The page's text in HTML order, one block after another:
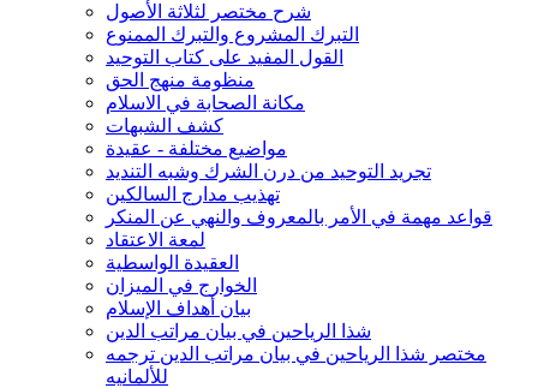
شرح مختصر لثلاثة الأصول
التبرك المشروع والتبرك الممنوع
القول المفيد على كتاب التوحيد
منظومة منهج الحق
مكانة الصحابة في الاسلام
كشف الشبهات
مواضيع مختلفة - عقيدة
تجريد التوحيد من درن الشرك وشبه التنديد
تهذيب مدارج السالكين
قواعد مهمة في الأمر بالمعروف والنهي عن المنكر
لمعة الاعتقاد
العقيدة الواسطية
الخوارج في الميزان
بيان أهداف الإسلام
شذا الرياحين في بيان مراتب الدين
مختصر شذا الرياحين في بيان مراتب الدين ترجمه
للألمانيه